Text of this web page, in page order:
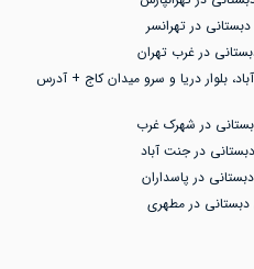
در تهرانسر
در غرب تهران
بلوار دریا و سرو میدان کاج + آدرس
در شهرک غرب
در جنت آباد
در پاسداران
در مطهری